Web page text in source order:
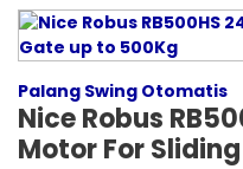
Palang Swing Otomatis
Nice Robus
Motor For